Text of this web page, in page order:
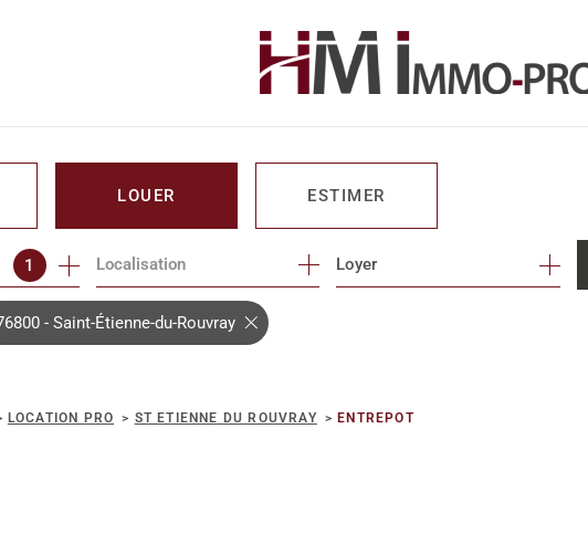
LOUER
DE L'IMMO PRO
ESTIMER
1 Localisation Loyer
- Saint-Étienne-du-Rouvray
LOCATION PRO ST ETIENNE DU ROUVRAY ENTREPOT